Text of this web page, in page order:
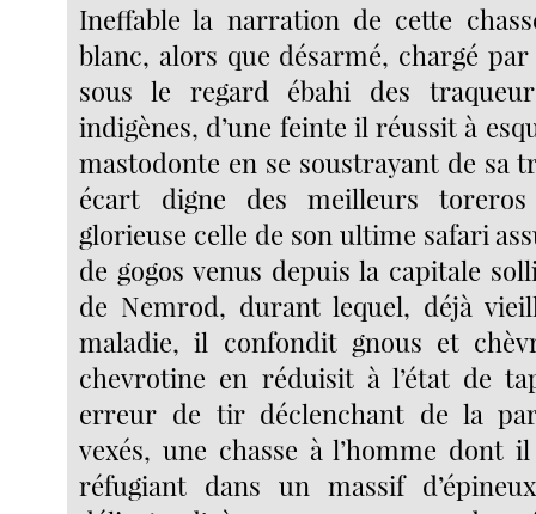
Ineffable la narration de cette
blanc, alors que désarmé, chargé
sous le regard ébahi des
indigènes, d’une feinte il réussit à
mastodonte en se soustrayant de sa
écart digne des meilleurs
glorieuse celle de son ultime safari
de gogos venus depuis la capitale
de Nemrod, durant lequel, déjà
maladie, il confondit gnous et
chevrotine en réduisit à l’état de
erreur de tir déclenchant de la
vexés, une chasse à l’homme dont
réfugiant dans un massif